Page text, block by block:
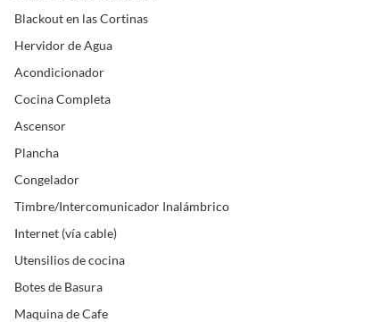
Blackout en las Cortinas
Hervidor de Agua
Acondicionador
Cocina Completa
Ascensor
Plancha
Congelador
Timbre/Intercomunicador Inalámbrico
Internet (vía cable)
Utensilios de cocina
Botes de Basura
Maquina de Cafe